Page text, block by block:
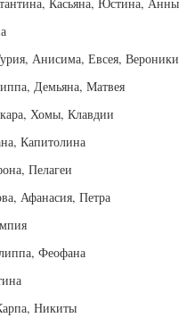
Анисима, Евсея, Вероники
Демьяна, Матвея
Хомы, Клавдии
Капитолина
Пелагеи
Афанасия, Петра
Феофана
Никиты